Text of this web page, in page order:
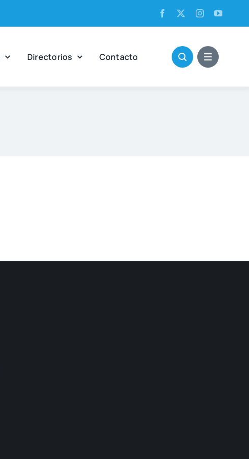
Direc­to­rios Con­tac­to